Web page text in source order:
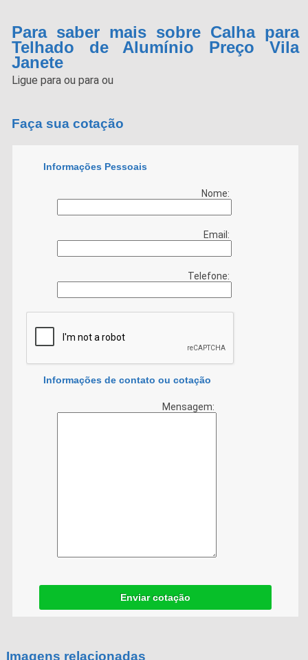
Para saber mais sobre Calha para
Telhado de Alumínio Preço Vila
Janete
Ligue paraou paraou
Faça sua cotação
Informações Pessoais
Nome:
Email:
Telefone:
Informações de contato ou cotação
Mensagem:
Enviar cotação
Imagens relacionadas